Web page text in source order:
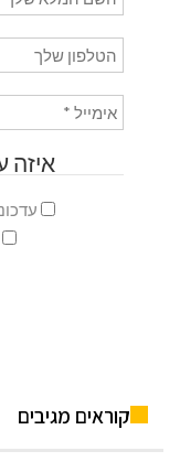
איזה
קוראים מגיבים